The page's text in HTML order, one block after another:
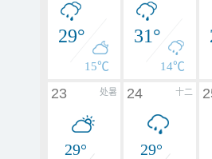
29°
15℃
31°
14℃
处暑
23
29°
十二
24
29°